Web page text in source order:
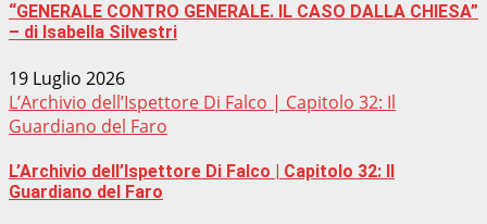
“GENERALE CONTRO GENERALE. IL CASO DALLA CHIESA”
– di Isabella Silvestri
19 Luglio 2026
L’Archivio dell’Ispettore Di Falco | Capitolo 32: Il
Guardiano del Faro
L’Archivio dell’Ispettore Di Falco | Capitolo 32: Il
Guardiano del Faro